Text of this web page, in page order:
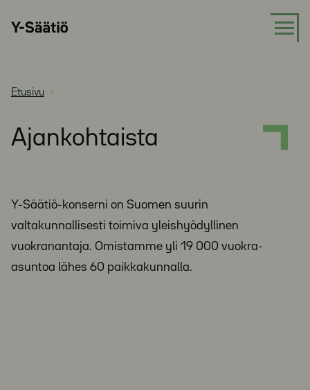
suoraan
Y-
Etusivu
Ajankohtaista
Y-Säätiö-konserni on Suomen suurin
valtakunnallisesti toimiva yleishyödyllinen
vuokranantaja. Omistamme yli 19 000 vuokra-
asuntoa lähes 60 paikkakunnalla.